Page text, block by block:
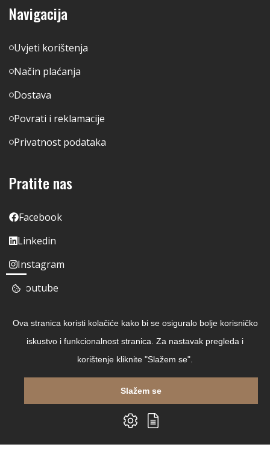
Navigacija
Uvjeti korištenja
Način plaćanja
Dostava
Povrati i reklamacije
Privatnost podataka
Pratite nas
Facebook
Linkedin
Instagram
Youtube
Copyright © 2026 Čitaj Knjigu
Ova stranica koristi kolačiće kako bi se osiguralo bolje korisničko
iskustvo i funkcionalnost stranica. Za nastavak pregleda i
korištenje kliknite "Slažem se".
Slažem se